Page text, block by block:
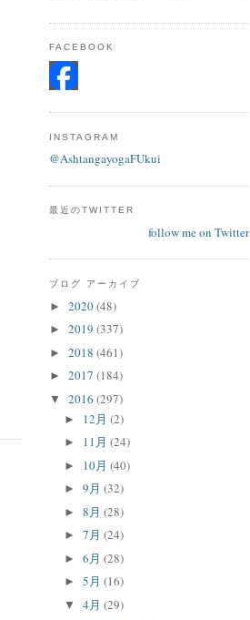
FACEBOOK
INSTAGRAM
@AshtangayogaFUkui
最近のTWITTER
follow me on Twitter
ブログ アーカイブ
► 2020(48)
► 2019 (337)
► 2018 (461)
► 2017 (184)
▼ 2016 (297)
► 12月 (2)
► 11月 (24)
► 10月 (40)
► 9月 (32)
► 8月 (28)
► 7月 (24)
► 6月 (28)
► 5月 (16)
▼ 4月 (29)